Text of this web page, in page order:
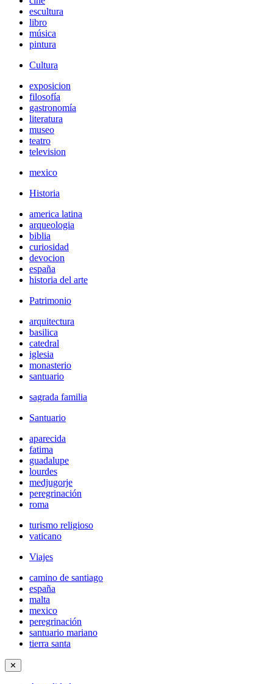
escultura
libro
música
pintura
Cultura
exposicion
filosofía
gastronomía
literatura
museo
teatro
television
mexico
Historia
america latina
arqueologia
biblia
curiosidad
devocion
españa
historia del arte
Patrimonio
arquitectura
basilica
catedral
iglesia
monasterio
santuario
sagrada familia
Santuario
aparecida
fatima
guadalupe
lourdes
medjugorje
peregrinación
roma
turismo religioso
vaticano
Viajes
camino de santiago
españa
malta
mexico
peregrinación
santuario mariano
tierra santa
✕